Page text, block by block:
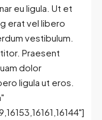
eu ligula. Ut et
erat vel libero
vestibulum.
Praesent
dolor
ligula ut eros.